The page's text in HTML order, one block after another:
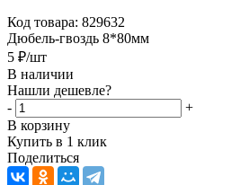
Код товара: 829632
Дюбель-гвоздь 8*80мм
5 ₽/шт
В наличии
Нашли дешевле?
-
+
В корзину
Купить в 1 клик
Поделиться